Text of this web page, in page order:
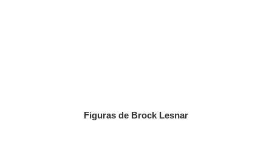
Figuras de Brock Lesnar